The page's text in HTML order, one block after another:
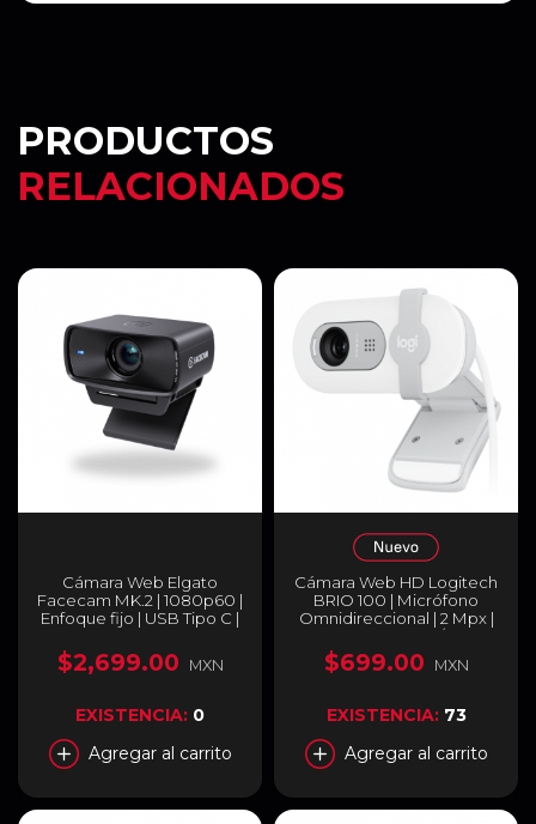
PRODUCTOS
RELACIONADOS
Cámara Web Elgato
Facecam MK.2 | 1080p60 |
Enfoque fijo | USB Tipo C |
$2,699.00 MXN
EXISTENCIA: 0
Agregar al carrito
Cámara Web HD Logitech
BRIO 100 | Micrófono
Omnidireccional | 2 Mpx |
1920 x 1080 (FHD) / 1280 x
720 (HD) | 30 FPS | Blanco
(Blanco Crudo) | 960-
$699.00 MXN
EXISTENCIA: 73
Agregar al carrito